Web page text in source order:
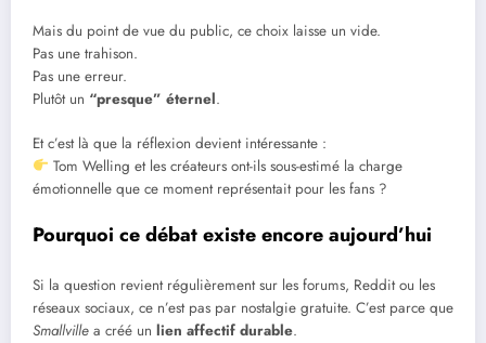
Mais du point de vue du public, ce choix laisse un vide.
Pas une trahison.
Pas une erreur.
Plutôt un “presque” éternel.
Et c’est là que la réflexion devient intéressante :
Tom Welling et les créateurs ont-ils sous-estimé la charge
émotionnelle que ce moment représentait pour les fans ?
Pourquoi ce débat existe encore aujourd’hui
Si la question revient régulièrement sur les forums, Reddit ou les
réseaux sociaux, ce n’est pas par nostalgie gratuite. C’est parce que
Smallville a créé un lien affectif durable.